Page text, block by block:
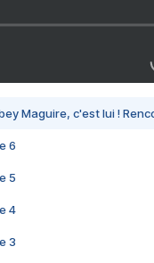
Maguire, c'est lui !
6
5
4
3